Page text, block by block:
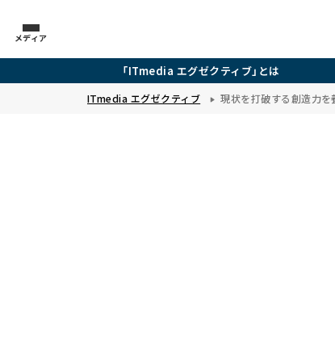
メディア
「ITmedia エグゼクティブ」とは
ITmedia エグゼクティブ 現状を打破する創造力を